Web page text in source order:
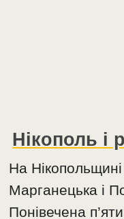
Нікополь і
На
Марганецька і
Понівечена